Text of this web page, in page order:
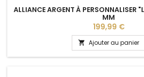
ALLIANCE ARGENT À PERSONNALISER
MM
Prix
199,99 €
 Ajouter au panier